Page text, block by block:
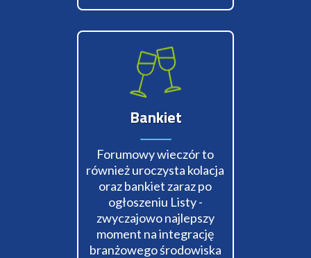
Forumowy wieczór to
również uroczysta kolacja
oraz bankiet zaraz po
ogłoszeniu Listy -
zwyczajowo najlepszy
moment na integrację
branżowego środowiska
Bankiet